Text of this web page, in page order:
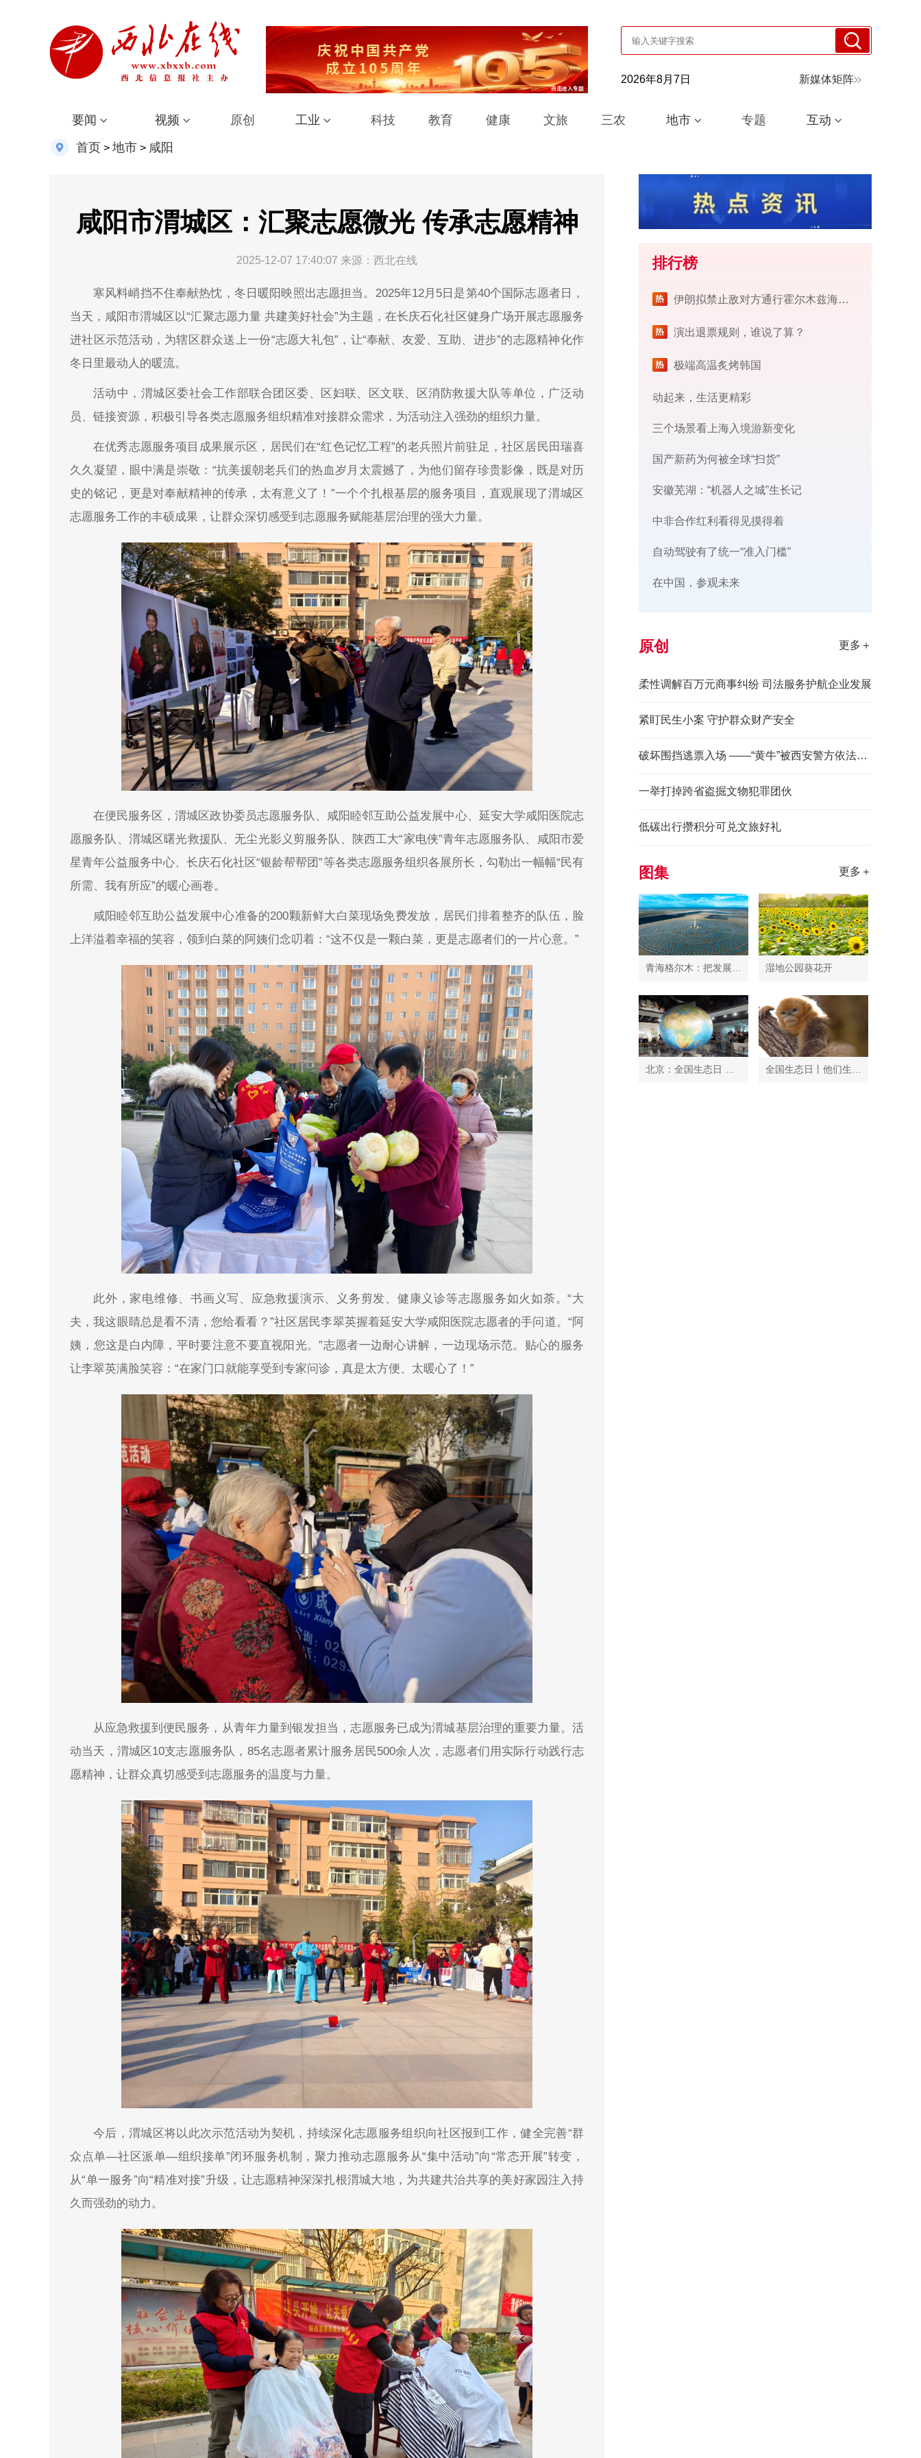
2026年8月7日 新媒体矩阵
要闻 视频 原创 工业 科技 教育 健康 文旅 三农 地市 专题 互动
首页 > 地市 > 咸阳
咸阳市渭城区：汇聚志愿微光 传承志愿精神
2025-12-07 17:40:07 来源：西北在线
寒风料峭挡不住奉献热忱，冬日暖阳映照出志愿担当。2025年12月5日是第40个国际志愿者日，
当天，咸阳市渭城区以“汇聚志愿力量 共建美好社会”为主题，在长庆石化社区健身广场开展志愿服务
进社区示范活动，为辖区群众送上一份“志愿大礼包”，让“奉献、友爱、互助、进步”的志愿精神化作
冬日里最动人的暖流。
活动中，渭城区委社会工作部联合团区委、区妇联、区文联、区消防救援大队等单位，广泛动
员、链接资源，积极引导各类志愿服务组织精准对接群众需求，为活动注入强劲的组织力量。
在优秀志愿服务项目成果展示区，居民们在“红色记忆工程”的老兵照片前驻足，社区居民田瑞喜
久久凝望，眼中满是崇敬：“抗美援朝老兵们的热血岁月太震撼了，为他们留存珍贵影像，既是对历
史的铭记，更是对奉献精神的传承，太有意义了！”一个个扎根基层的服务项目，直观展现了渭城区
志愿服务工作的丰硕成果，让群众深切感受到志愿服务赋能基层治理的强大力量。
在便民服务区，渭城区政协委员志愿服务队、咸阳睦邻互助公益发展中心、延安大学咸阳医院志
愿服务队、渭城区曙光救援队、无尘光影义剪服务队、陕西工大“家电侠”青年志愿服务队、咸阳市爱
星青年公益服务中心、长庆石化社区“银龄帮帮团”等各类志愿服务组织各展所长，勾勒出一幅幅“民有
所需、我有所应”的暖心画卷。
咸阳睦邻互助公益发展中心准备的200颗新鲜大白菜现场免费发放，居民们排着整齐的队伍，脸
上洋溢着幸福的笑容，领到白菜的阿姨们念叨着：“这不仅是一颗白菜，更是志愿者们的一片心意。”
此外，家电维修、书画义写、应急救援演示、义务剪发、健康义诊等志愿服务如火如荼。“大
夫，我这眼睛总是看不清，您给看看？”社区居民李翠英握着延安大学咸阳医院志愿者的手问道。“阿
姨，您这是白内障，平时要注意不要直视阳光。”志愿者一边耐心讲解，一边现场示范。贴心的服务
让李翠英满脸笑容：“在家门口就能享受到专家问诊，真是太方便、太暖心了！”
从应急救援到便民服务，从青年力量到银发担当，志愿服务已成为渭城基层治理的重要力量。活
动当天，渭城区10支志愿服务队，85名志愿者累计服务居民500余人次，志愿者们用实际行动践行志
愿精神，让群众真切感受到志愿服务的温度与力量。
今后，渭城区将以此次示范活动为契机，持续深化志愿服务组织向社区报到工作，健全完善“群
众点单—社区派单—组织接单”闭环服务机制，聚力推动志愿服务从“集中活动”向“常态开展”转变，
从“单一服务”向“精准对接”升级，让志愿精神深深扎根渭城大地，为共建共治共享的美好家园注入持
久而强劲的动力。
排行榜
伊朗拟禁止敌对方通行霍尔木兹海峡 对违规者重罚
演出退票规则，谁说了算？
极端高温炙烤韩国
动起来，生活更精彩
三个场景看上海入境游新变化
国产新药为何被全球“扫货”
安徽芜湖：“机器人之城”生长记
中非合作红利看得见摸得着
自动驾驶有了统一“准入门槛”
在中国，参观未来
原创 更多＋
柔性调解百万元商事纠纷 司法服务护航企业发展
紧盯民生小案 守护群众财产安全
破坏围挡逃票入场 ——“黄牛”被西安警方依法拘留
一举打掉跨省盗掘文物犯罪团伙
低碳出行攒积分可兑文旅好礼
图集 更多＋
湿地公园葵花开